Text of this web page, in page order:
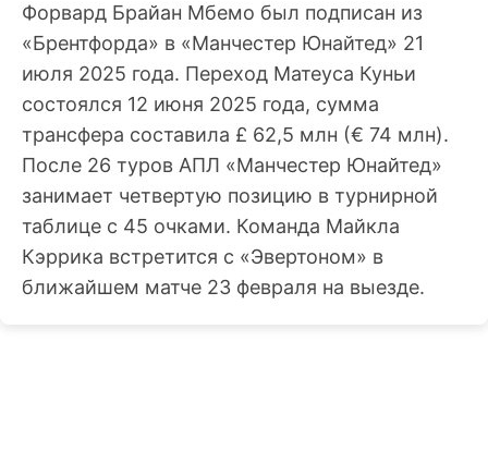
Форвард Брайан Мбемо был подписан из
«Брентфорда» в «Манчестер Юнайтед» 21
июля 2025 года. Переход Матеуса Куньи
состоялся 12 июня 2025 года, сумма
трансфера составила £ 62,5 млн (€ 74 млн).
После 26 туров АПЛ «Манчестер Юнайтед»
занимает четвертую позицию в турнирной
таблице с 45 очками. Команда Майкла
Кэррика встретится с «Эвертоном» в
ближайшем матче 23 февраля на выезде.